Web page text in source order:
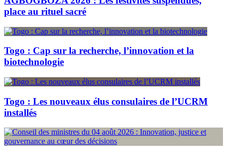
place au rituel sacré
Togo : Cap sur la recherche, l’innovation et la
biotechnologie
Togo : Les nouveaux élus consulaires de l’UCRM
installés